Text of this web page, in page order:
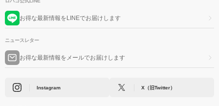
お得な最新情報をLINEでお届けします
ニュースレター
お得な最新情報をメールでお届けします
Instagram X（旧Twitter）